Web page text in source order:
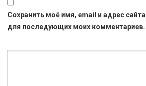
Сохранить моё имя, email и адрес
для последующих моих комментариев.